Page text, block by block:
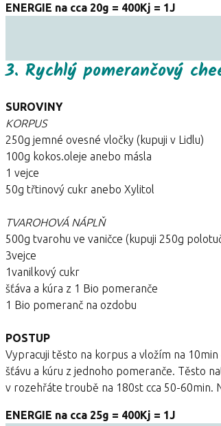
ENERGIE na cca 20g = 400Kj = 1J
3. Rychlý pomerančový
SUROVINY
KORPUS
250g jemné ovesné vločky (kupuji v Lidlu)
100g kokos.oleje anebo másla
1 vejce
50g třtinový cukr anebo Xylitol
TVAROHOVÁ NÁPLŇ
500g tvarohu ve vaničce (kupuji 250g
3vejce
1vanilkový cukr
šťáva a kúra z 1 Bio pomeranče
1 Bio pomeranč na ozdobu
POSTUP
Vypracuji těsto na korpus a vložím na
šťávu a kúru z jednoho pomeranče. Těsto
v rozehřáte troubě na 180st cca 50-60min.
ENERGIE na cca 25g = 400Kj = 1J